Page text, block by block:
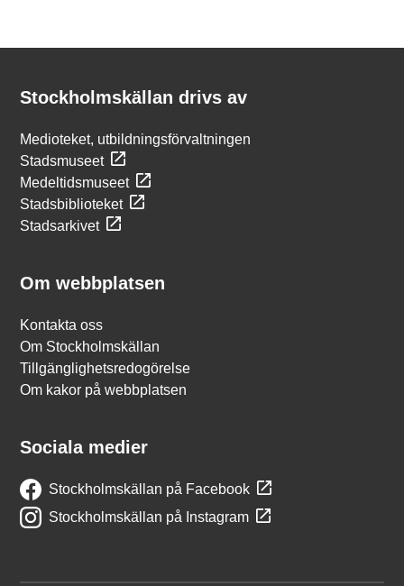
Stockholmskällan drivs av
Medioteket, utbildningsförvaltningen
Stadsmuseet
Medeltidsmuseet
Stadsbiblioteket
Stadsarkivet
Om webbplatsen
Kontakta oss
Om Stockholmskällan
Tillgänglighetsredogörelse
Om kakor på webbplatsen
Sociala medier
Stockholmskällan på Facebook
Stockholmskällan på Instagram